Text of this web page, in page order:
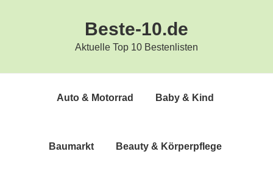
Beste-10.de
Aktuelle Top 10 Bestenlisten
Auto & Motorrad Baby & Kind
Bau­markt Beau­ty & Körperpflege